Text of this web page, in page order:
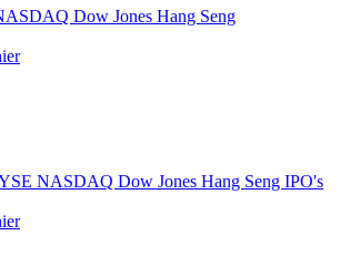
Dow Jones Hang Seng
NASDAQ Dow Jones Hang Seng IPO's